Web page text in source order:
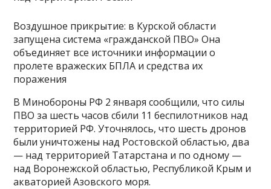
Воздушное прикрытие: в Курской области
запущена система «гражданской ПВО» Она
объединяет все источники информации о
пролете вражеских БПЛА и средства их
поражения
В Минобороны РФ 2 января сообщили, что силы
ПВО за шесть часов сбили 11 беспилотников над
территорией РФ. Уточнялось, что шесть дронов
были уничтожены над Ростовской областью, два
— над территорией Татарстана и по одному —
над Воронежской областью, Республикой Крым и
акваторией Азовского моря.